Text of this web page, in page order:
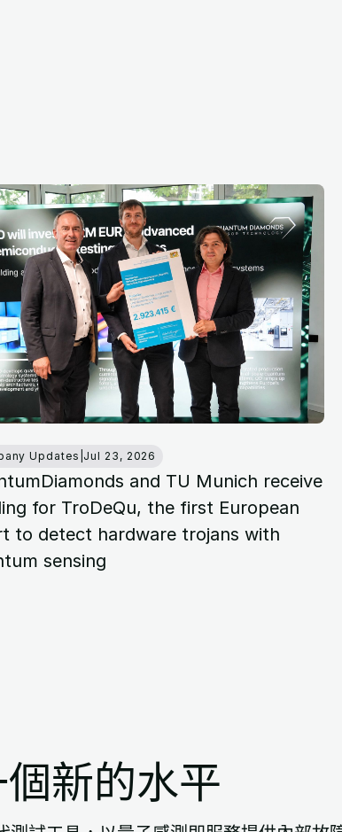
Updates Jul 23, 2026
and TU Munich receive
for TroDeQu, the first European
to detect hardware trojans with
sensing
新的水平